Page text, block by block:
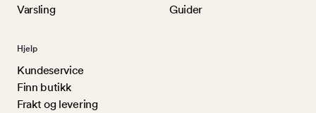
Varsling
Guider
Hjelp
Kundeservice
Finn butikk
Frakt og levering